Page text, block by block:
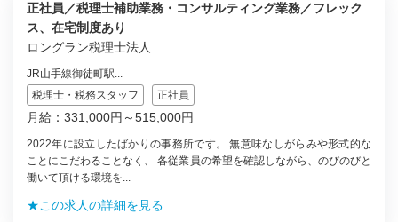
正社員／税理士補助業務・コンサルティング業務／フレック
ス、在宅制度あり
ロングラン税理士法人
JR山手線御徒町駅...
税理士・税務スタッフ
正社員
月給：331,000円～515,000円
2022年に設立したばかりの事務所です。 無意味なしがらみや形式的な
ことにこだわることなく、 各従業員の希望を確認しながら、のびのびと
働いて頂ける環境を...
★この求人の詳細を見る